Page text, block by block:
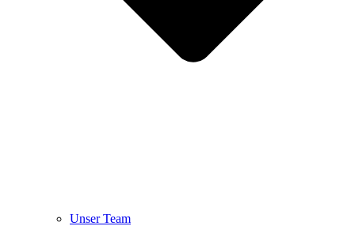
Unser Team